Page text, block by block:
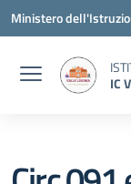
Vai ai contenuti
Vai al menu di
Vai al footer
Ministero
IC